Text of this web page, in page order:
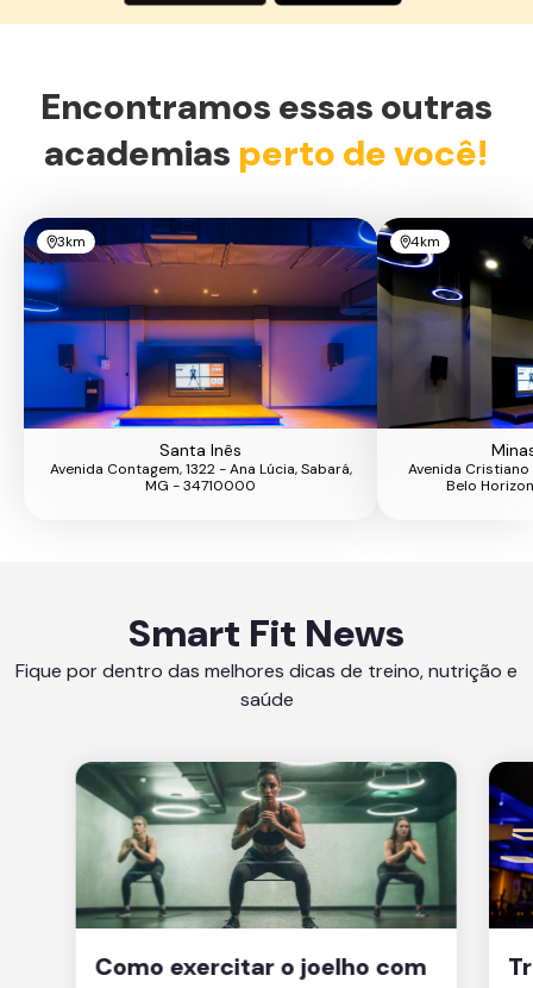
Encontramos essas outras
academias perto de você!
3km
Santa Inês
Avenida Contagem, 1322 - Ana Lúcia, Sabará,
MG - 34710000
4km
Avenida
Belo
Smart Fit News
Fique por dentro das melhores dicas de treino, nutrição e
saúde
Como exercitar o joelho com